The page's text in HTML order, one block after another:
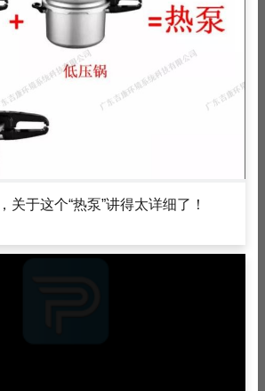
关于这个“热泵”讲得太详细了！